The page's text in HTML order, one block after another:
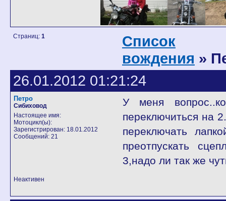
Страниц: 1 Список
вождения »
26.01.2012 01:21:24
Петро
Сибиховод
Настоящее имя:
Мотоцикл(ы):
Зарегистрирован: 18.01.2012
Сообщений: 21
У меня
переключиться на
переключать
преотпускать
3,надо ли так же
Неактивен